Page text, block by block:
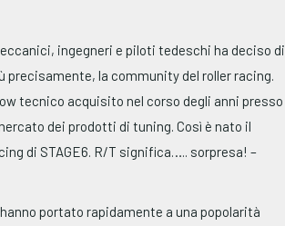
ingegneri e piloti tedeschi ha deciso di
la community del roller racing.
tecnico acquisito nel corso degli anni presso
dei prodotti di tuning. Così è nato il
di STAGE6. R/T significa….. sorpresa! –
portato rapidamente a una popolarità